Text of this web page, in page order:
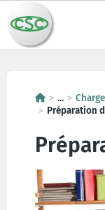
...
Préparation